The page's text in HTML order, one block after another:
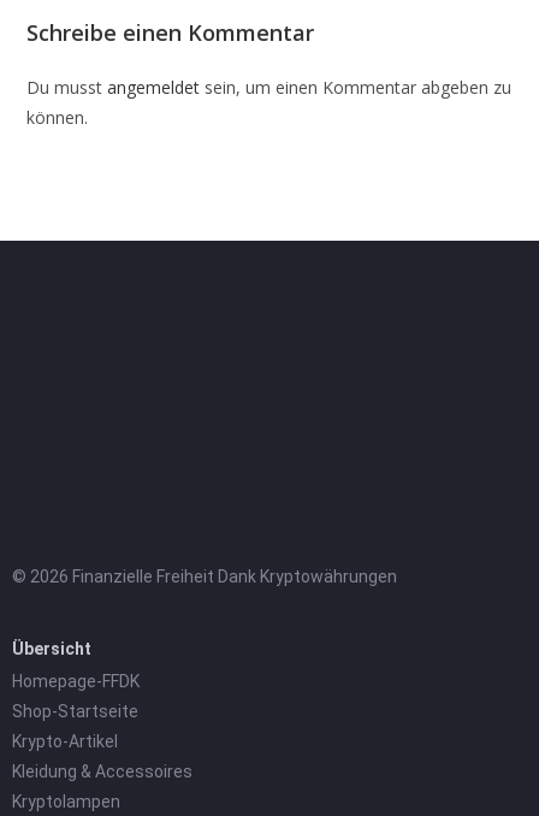
Schreibe einen Kommentar
Du musstangemeldet sein, um einen Kommentar abgeben zu
können.
© 2026 Finanzielle Freiheit Dank Kryptowährungen
Übersicht
Homepage-FFDK
Shop-Startseite
Krypto-Artikel
Kleidung & Accessoires
Kryptolampen